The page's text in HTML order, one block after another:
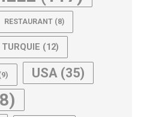
RESTAURANT (8)
TURQUIE (12)
USA (35)